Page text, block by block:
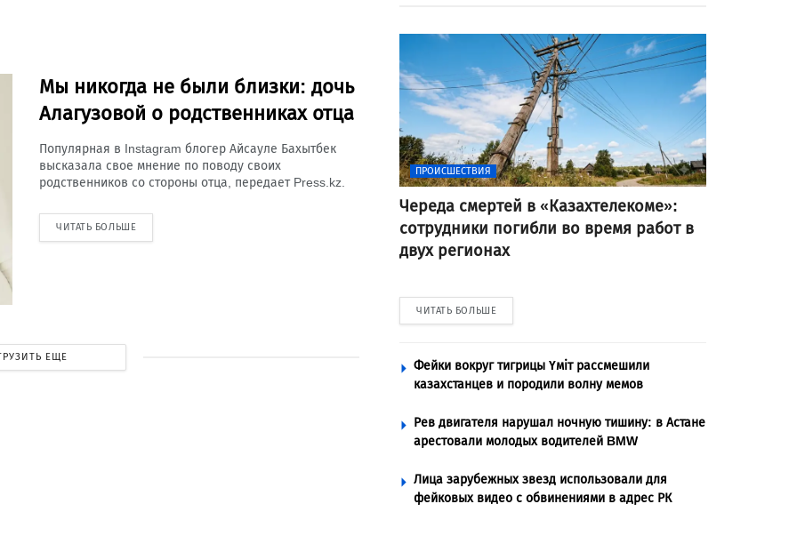
Мы никогда не были близки: дочь
Алагузовой о родственниках отца
Популярная в Instagram блогер Айсауле Бахытбек
высказала свое мнение по поводу своих
родственников со стороны отца, передает Press.kz.
ЧИТАТЬ БОЛЬШЕ
ЕЩЕ
ПРОИСШЕСТВИЯ
Череда смертей в «Казахтелекоме»:
сотрудники погибли во время работ в
двух регионах
ЧИТАТЬ БОЛЬШЕ
Фейки вокруг тигрицы Үміт рассмешили
казахстанцев и породили волну мемов
Рев двигателя нарушал ночную тишину: в Астане
арестовали молодых водителей BMW
Лица зарубежных звезд использовали для
фейковых видео с обвинениями в адрес РК